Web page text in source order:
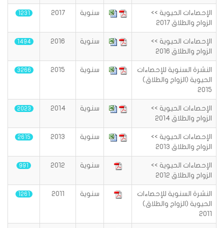
الإحصاءات الحيوية >>
الزواج والطلاق 2017
سنوية 2017
1231
الإحصاءات الحيوية >>
الزواج والطلاق 2016
سنوية 2016
1494
النشرة السنوية للإحصاءات
الحيوية (الزواج والطلاق)
2015
سنوية 2015
3266
الإحصاءات الحيوية >>
الزواج والطلاق 2014
سنوية 2014
2023
الإحصاءات الحيوية >>
الزواج والطلاق 2013
سنوية 2013
2615
الإحصاءات الحيوية >>
الزواج والطلاق 2012
سنوية 2012
991
النشرة السنوية للإحصاءات
الحيوية (الزواج والطلاق)
2011
سنوية 2011
1261